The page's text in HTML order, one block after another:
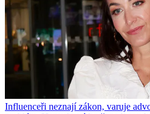
Influenceři neznají zákon, varuje